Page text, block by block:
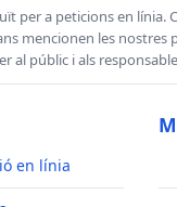
per a peticions en línia.
mencionen les nostres
al públic i als
en línia